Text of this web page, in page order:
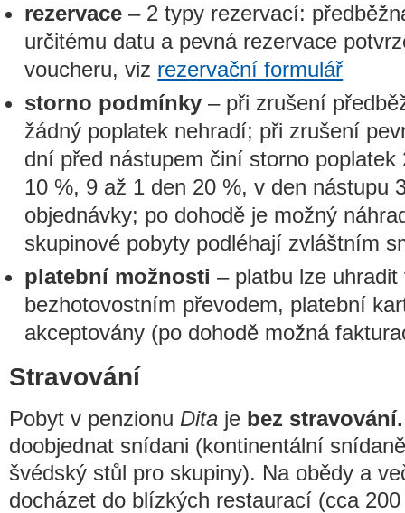
rezervace – 2 typy rezervací:
určitému datu a pevná rezervace
voucheru, viz rezervační formulář
storno podmínky – při zrušení
žádný poplatek nehradí; při zrušení
dní před nástupem činí storno
10 %, 9 až 1 den 20 %, v den nástupu
objednávky; po dohodě je možný
skupinové pobyty podléhají zvláštním
platební možnosti – platbu lze
bezhotovostním převodem, platební
akceptovány (po dohodě možná
Stravování
Pobyt v penzionu Dita je bez stravování.
doobjednat snídani (kontinentální
švédský stůl pro skupiny). Na obědy a
docházet do blízkých restaurací (cca